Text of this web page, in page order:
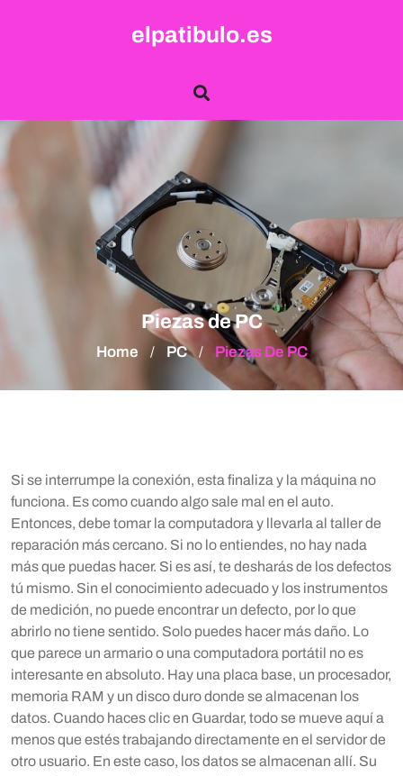
elpatibulo.es
Piezas de PC
Home / PC / Piezas De PC
Si se interrumpe la conexión, esta finaliza y la máquina no
funciona. Es como cuando algo sale mal en el auto.
Entonces, debe tomar la computadora y llevarla al taller de
reparación más cercano. Si no lo entiendes, no hay nada
más que puedas hacer. Si es así, te desharás de los defectos
tú mismo. Sin el conocimiento adecuado y los instrumentos
de medición, no puede encontrar un defecto, por lo que
abrirlo no tiene sentido. Solo puedes hacer más daño. Lo
que parece un armario o una computadora portátil no es
interesante en absoluto. Hay una placa base, un procesador,
memoria RAM y un disco duro donde se almacenan los
datos. Cuando haces clic en Guardar, todo se mueve aquí a
menos que estés trabajando directamente en el servidor de
otro usuario. En este caso, los datos se almacenan allí. Su